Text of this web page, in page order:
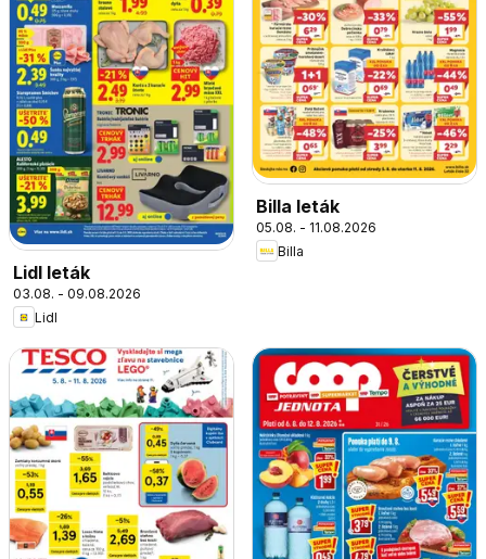
Lidl leták
03.08. - 09.08.2026
Lidl
Billa leták
05.08. - 11.08.2026
Billa